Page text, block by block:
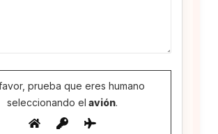
prueba que eres humano
seleccionando el avión.